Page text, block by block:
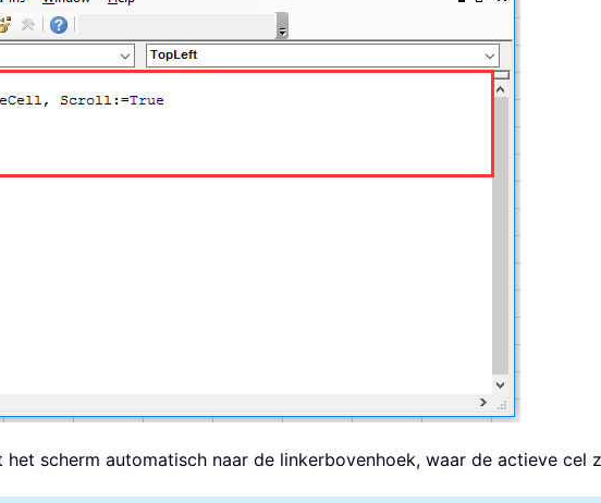
scherm automatisch naar de linkerbovenhoek, waar de actieve cel